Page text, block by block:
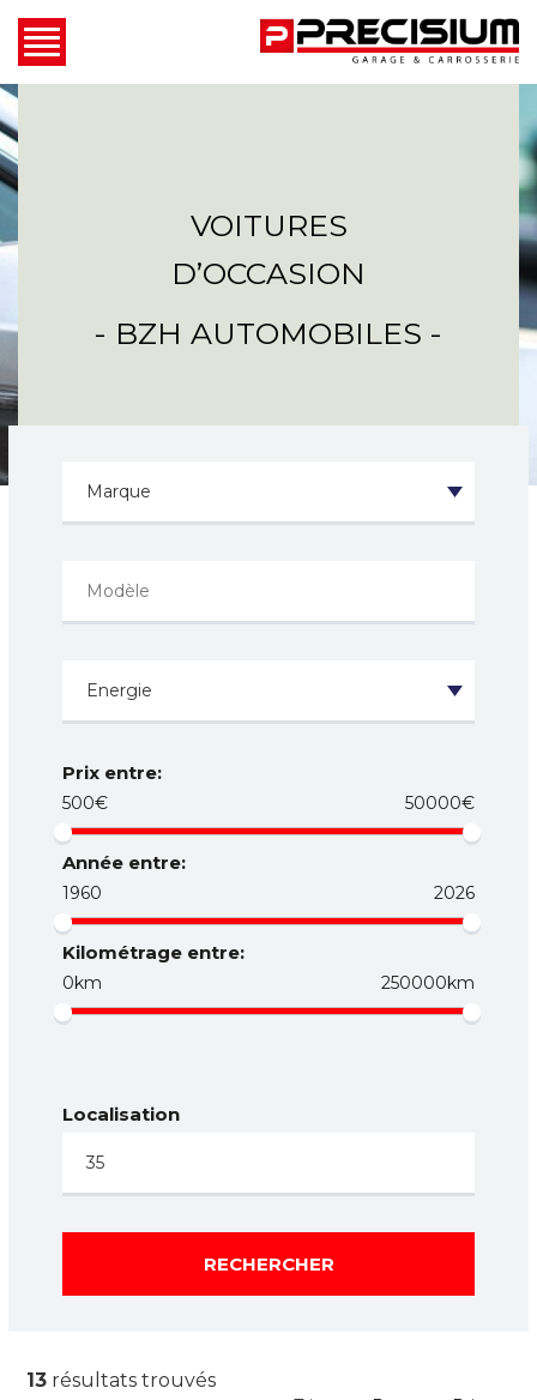
VOITURES
D’OCCASION
- BZH AUTOMOBILES -
Prix entre:
500€ 50000€
Année entre:
1960 2026
Kilométrage entre:
0km 250000km
Localisation
RECHERCHER
13 résultats trouvés